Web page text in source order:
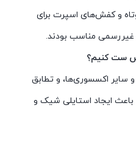
و کفش‌های اسپرت برای
غیررسمی مناسب بودند.
ست کنیم؟
اکسسوری‌ها، و تطابق
ایجاد استایلی شیک و